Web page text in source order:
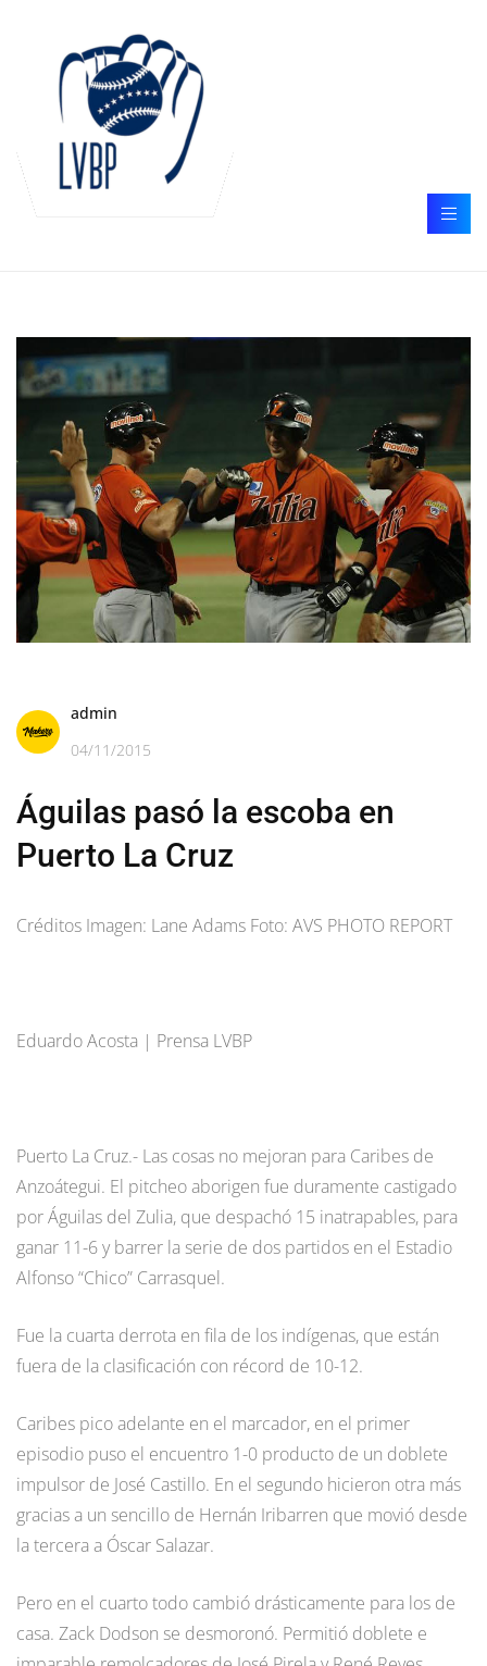
admin
04/11/2015
Águilas pasó la escoba en
Puerto La Cruz
Créditos Imagen: Lane Adams Foto: AVS PHOTO REPORT
Eduardo Acosta | Prensa LVBP
Puerto La Cruz.- Las cosas no mejoran para Caribes de
Anzoátegui. El pitcheo aborigen fue duramente castigado
por Águilas del Zulia, que despachó 15 inatrapables, para
ganar 11-6 y barrer la serie de dos partidos en el Estadio
Alfonso “Chico” Carrasquel.
Fue la cuarta derrota en fila de los indígenas, que están
fuera de la clasificación con récord de 10-12.
Caribes pico adelante en el marcador, en el primer
episodio puso el encuentro 1-0 producto de un doblete
impulsor de José Castillo. En el segundo hicieron otra más
gracias a un sencillo de Hernán Iribarren que movió desde
la tercera a Óscar Salazar.
Pero en el cuarto todo cambió drásticamente para los de
casa. Zack Dodson se desmoronó. Permitió doblete e